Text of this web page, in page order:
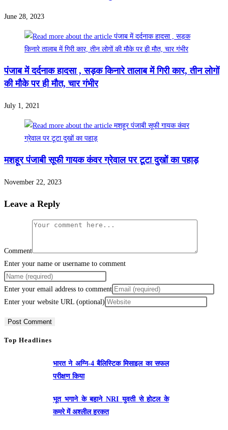
June 28, 2023
पंजाब में दर्दनाक हादसा , सड़क किनारे तालाब में गिरी कार, तीन लोगों
की मौके पर ही मौत, चार गंभीर
July 1, 2021
मशहूर पंजाबी सूफी गायक कंवर ग्रेवाल पर टूटा दुखों का पहाड़
November 22, 2023
Leave a Reply
Comment
Enter your name or username to comment
Enter your email address to comment
Enter your website URL (optional)
Top Headlines
भारत ने अग्नि-4 बैलिस्टिक मिसाइल का सफल
परीक्षण किया
भूत भगाने के बहाने NRI युवती से होटल के
कमरे में अश्लील हरकत